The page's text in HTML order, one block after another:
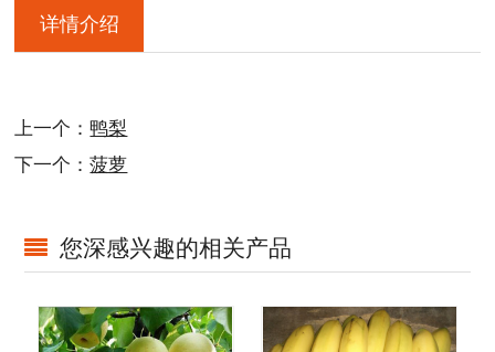
详情介绍
上一个：鸭梨
下一个：菠萝
您深感兴趣的相关产品